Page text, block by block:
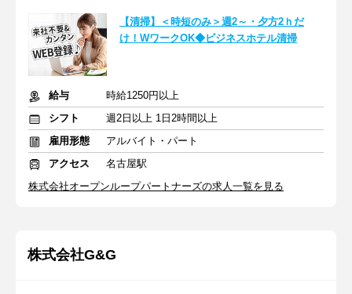
【清掃】＜時短のみ＞週2～・夕方2ｈだ
け！WワークOK◆ビジネスホテル清掃
給与
時給1250円以上
シフト
週2日以上 1日2時間以上
雇用形態
アルバイト・パート
アクセス
名古屋駅
株式会社オープンループパートナーズの求人一覧を見る
株式会社G&G